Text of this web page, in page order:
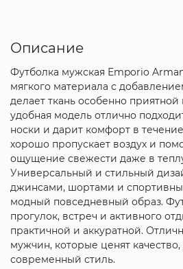
Описание
Футболка мужская Emporio
мягкого материала с
делает ткань особенно приятной
удобная модель отлично
носки и дарит комфорт в
хорошо пропускает воздух и
ощущение свежести даже в
Универсальный и стильный
джинсами, шортами и
модный повседневный образ.
прогулок, встреч и активного
практичной и аккуратной.
мужчин, которые ценят качество,
современный стиль.